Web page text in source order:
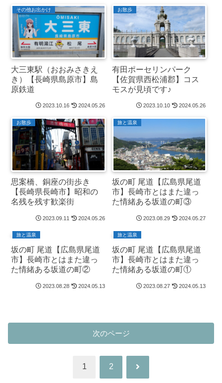
その他お出かけ
大三東駅（おおみさきえ
き）【長崎県島原市】島
原鉄道
2023.10.16 2024.05.26
お散歩
有田ポーセリンパーク
【佐賀県西松浦郡】コス
モスが見頃です♪
2023.10.10 2024.05.26
お散歩
思案橋、銅座の街歩き
【長崎県長崎市】昭和の
名残を残す歓楽街
2023.09.11 2024.05.26
旅と温泉
坂の町 尾道【広島県尾道
市】長崎市とはまた違っ
た情緒ある坂道の町③
2023.08.29 2024.05.27
旅と温泉
坂の町 尾道【広島県尾道
市】長崎市とはまた違っ
た情緒ある坂道の町②
2023.08.28 2024.05.13
旅と温泉
坂の町 尾道【広島県尾道
市】長崎市とはまた違っ
た情緒ある坂道の町①
2023.08.27 2024.05.13
次のページ
1 2 次